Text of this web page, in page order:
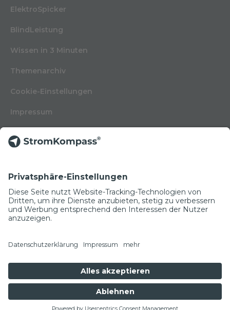
NEWSLETTER
ElektroSpicker
BlindLeistung
Wissen in 3 Minuten
Themenarchiv
Cookie-Einstellungen
Impressum
Kontakt
Glossar